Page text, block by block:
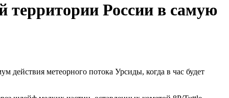
территории России в самую
действия метеорного потока Урсиды, когда в час будет